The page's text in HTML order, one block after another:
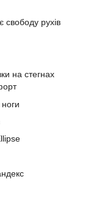
свободу рухів
на стегнах